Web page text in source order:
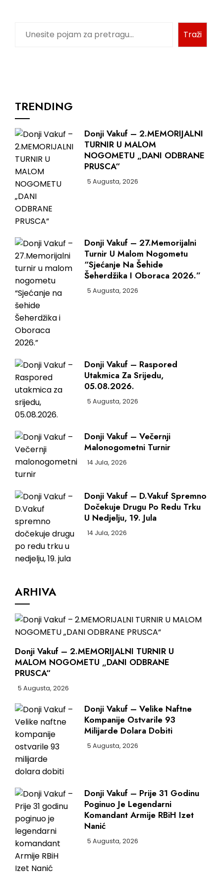
Traži
TRENDING
Donji Vakuf – 2.MEMORIJALNI
TURNIR U MALOM
NOGOMETU „DANI ODBRANE
PRUSCA“
5 Augusta, 2026
Donji Vakuf – 27.Memorijalni
Turnir U Malom Nogometu
“Sjećanje Na Šehide
Šeherdžika I Oboraca 2026.”
5 Augusta, 2026
Donji Vakuf – Raspored
Utakmica Za Srijedu,
05.08.2026.
5 Augusta, 2026
Donji Vakuf – Večernji
Malonogometni Turnir
14 Jula, 2026
Donji Vakuf – D.Vakuf Spremno
Dočekuje Drugu Po Redu Trku
U Nedjelju, 19. Jula
14 Jula, 2026
ARHIVA
Donji Vakuf – 2.MEMORIJALNI TURNIR U
MALOM NOGOMETU „DANI ODBRANE
PRUSCA“
5 Augusta, 2026
Donji Vakuf – Velike Naftne
Kompanije Ostvarile 93
Milijarde Dolara Dobiti
5 Augusta, 2026
Donji Vakuf – Prije 31 Godinu
Poginuo Je Legendarni
Komandant Armije RBiH Izet
Nanić
5 Augusta, 2026